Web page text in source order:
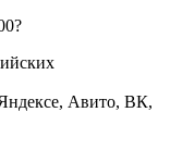
Авито, ВК,